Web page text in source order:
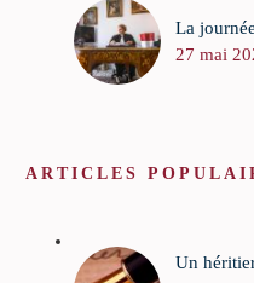
La
27 mai
ARTICLES
Un